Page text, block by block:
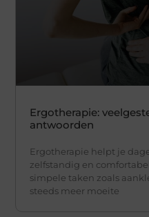
Ergotherapie:
antwoorden
Ergotherapie helpt je
zelfstandig en
simpele taken zoals
steeds meer moeite